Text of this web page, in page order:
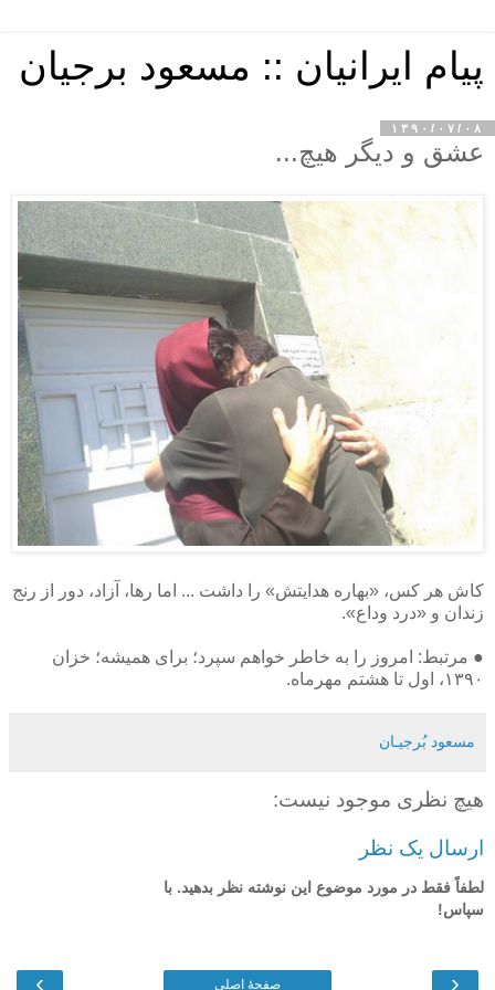
پیام ایرانیان :: مسعود برجیان
۱۳۹۰/۰۷/۰۸
عشق و دیگر هیچ...
کاش هر کس، «بهاره هدایتش» را داشت ... اما رها، آزاد، دور از رنج
زندان و «درد وداع».
● مرتبط: امروز را به خاطر خواهم سپرد؛ برای همیشه؛ خزان
۱۳۹۰، اول تا هشتم مهرماه.
مسعود بُرجيـان
هیچ نظری موجود نیست:
ارسال یک نظر
لطفاً فقط در مورد موضوع این نوشته نظر بدهید. با
سپاس!
‹
› صفحهٔ اصلی